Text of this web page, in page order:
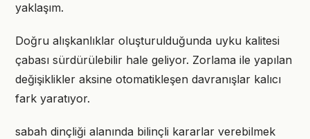
yaklaşım.
Doğru alışkanlıklar oluşturulduğunda uyku kalitesi
çabası sürdürülebilir hale geliyor. Zorlama ile yapılan
değişiklikler aksine otomatikleşen davranışlar kalıcı
fark yaratıyor.
sabah dinçliği alanında bilinçli kararlar verebilmek